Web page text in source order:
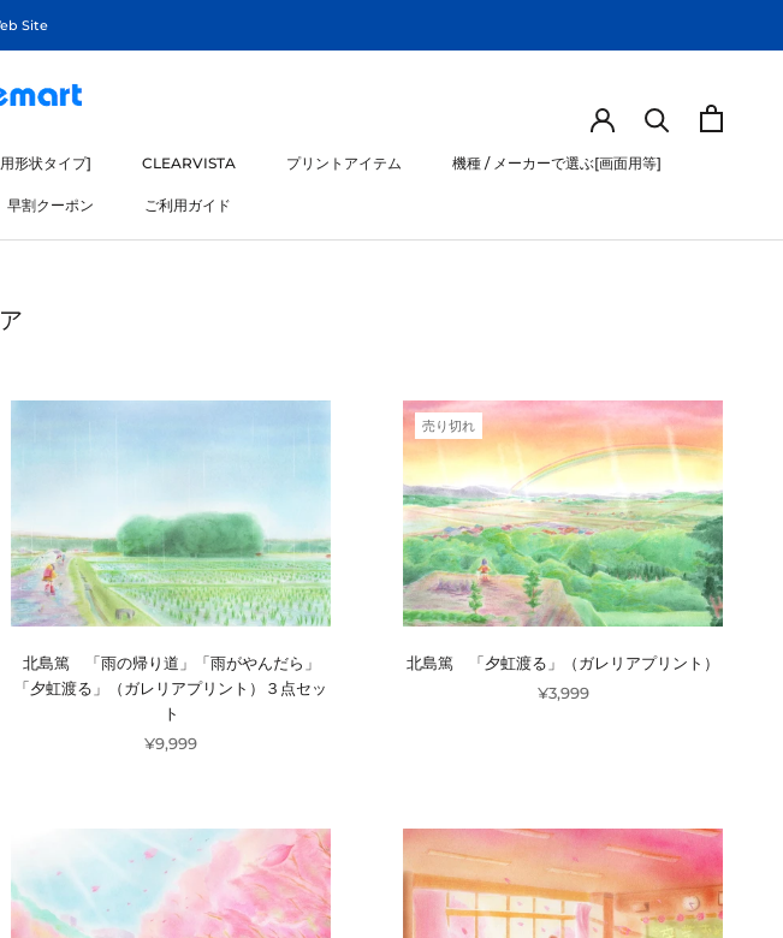
Site
形状タイプ] CLEARVISTA プリントアイテム 機種 / メーカーで選ぶ[画面用等]
早割クーポン ご利用ガイド
北島篤 「雨の帰り道」「雨がやんだら」
「夕虹渡る」（ガレリアプリント）３点セッ
ト
¥9,999
売り切れ
北島篤 「夕虹渡る」（ガレリアプリント）
¥3,999